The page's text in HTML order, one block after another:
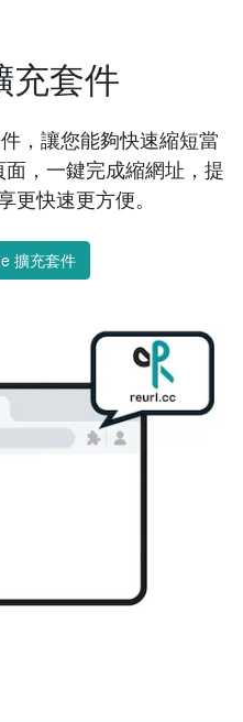
充套件
，讓您能夠快速縮短當
，一鍵完成縮網址，提
更快速更方便。
擴充套件